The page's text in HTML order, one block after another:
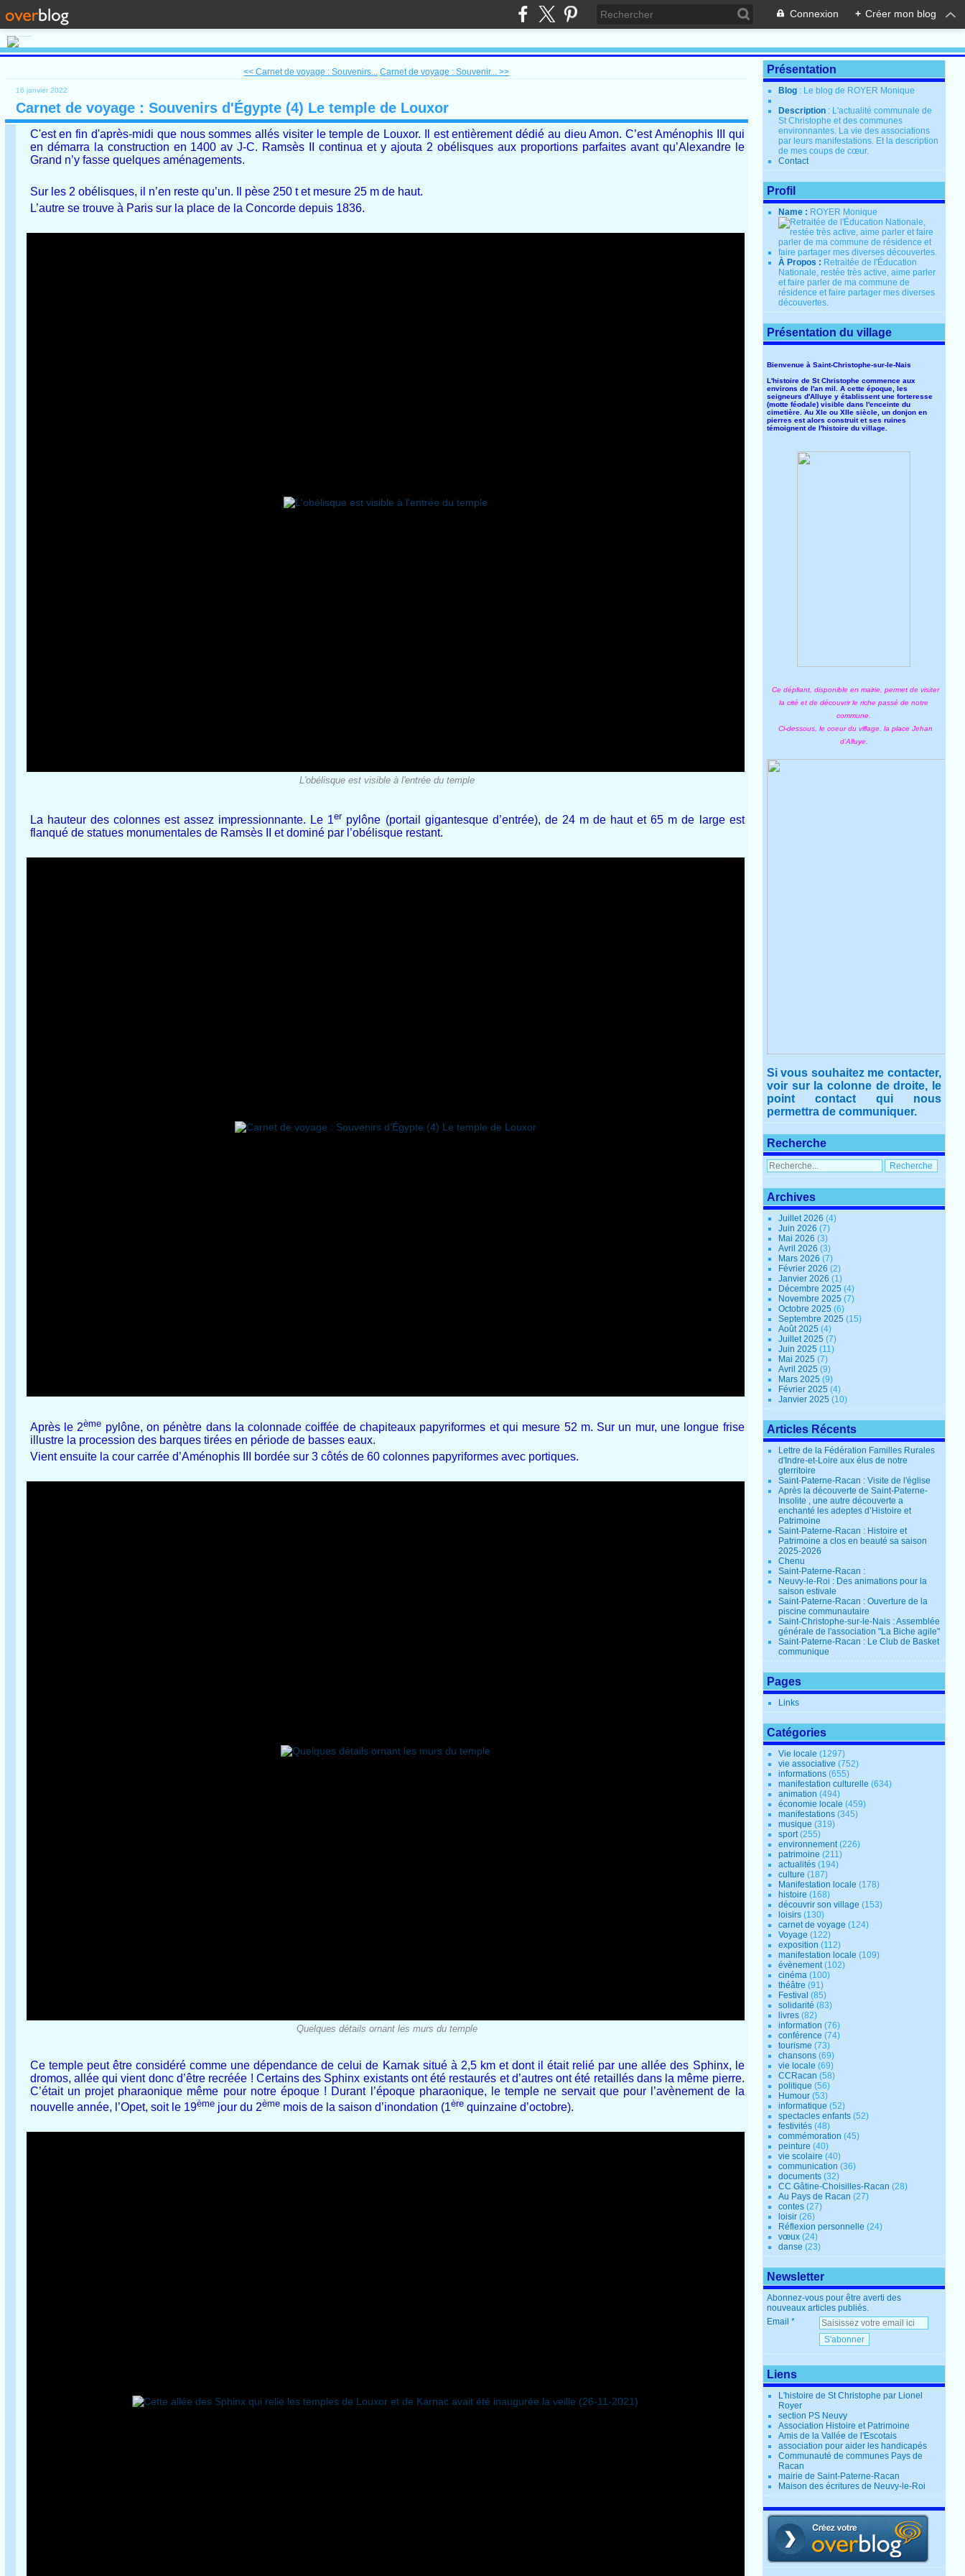
Connexion + Créer mon blog
<< Carnet de voyage : Souvenirs... Carnet de voyage : Souvenir... >>
16 janvier 2022
Carnet de voyage : Souvenirs d'Égypte (4) Le temple de Louxor
C'est en fin d'après-midi que nous sommes allés visiter le temple de Louxor. Il est entièrement dédié au dieu Amon. C’est Aménophis III qui
en démarra la construction en 1400 av J-C. Ramsès II continua et y ajouta 2 obélisques aux proportions parfaites avant qu’Alexandre le
Grand n’y fasse quelques aménagements.
Sur les 2 obélisques, il n’en reste qu’un. Il pèse 250 t et mesure 25 m de haut.
L’autre se trouve à Paris sur la place de la Concorde depuis 1836.
L'obélisque est visible à l'entrée du temple
La hauteur des colonnes est assez impressionnante. Le 1er pylône (portail gigantesque d’entrée), de 24 m de haut et 65 m de large est
flanqué de statues monumentales de Ramsès II et dominé par l’obélisque restant.
Après le 2ème pylône, on pénètre dans la colonnade coiffée de chapiteaux papyriformes et qui mesure 52 m. Sur un mur, une longue frise
illustre la procession des barques tirées en période de basses eaux.
Vient ensuite la cour carrée d’Aménophis III bordée sur 3 côtés de 60 colonnes papyriformes avec portiques.
Quelques détails ornant les murs du temple
Ce temple peut être considéré comme une dépendance de celui de Karnak situé à 2,5 km et dont il était relié par une allée des Sphinx, le
dromos, allée qui vient donc d’être recréée ! Certains des Sphinx existants ont été restaurés et d’autres ont été retaillés dans la même pierre.
C’était un projet pharaonique même pour notre époque ! Durant l’époque pharaonique, le temple ne servait que pour l’avènement de la
nouvelle année, l’Opet, soit le 19èmejour du 2èmemois de la saison d’inondation (1èrequinzaine d’octobre).
Présentation
Blog : Le blog de ROYER Monique
Description : L'actualité communale de
St Christophe et des communes
environnantes. La vie des associations
par leurs manifestations. Et la description
de mes coups de cœur.
Contact
Profil
Name : ROYER Monique
À Propos : Retraitée de l'Éducation
Nationale, restée très active, aime parler
et faire parler de ma commune de
résidence et faire partager mes diverses
découvertes.
Présentation du village
Bienvenue à Saint-Christophe-sur-le-Nais
L'histoire de St Christophe commence aux
environs de l'an mil. A cette époque, les
seigneurs d'Alluye y établissent une forteresse
(motte féodale) visible dans l'enceinte du
cimetière. Au XIe ou XIIe siècle, un donjon en
pierres est alors construit et ses ruines
témoignent de l'histoire du village.
Ce dépliant, disponible en mairie, permet de visiter
la cité et de découvrir le riche passé de notre
commune.
Ci-dessous, le coeur du village, la place Jehan
d'Alluye.
Si vous souhaitez me contacter,
voir sur la colonne de droite, le
point contact qui nous
permettra de communiquer.
Recherche
Archives
Juillet 2026(4)
Juin 2026(7)
Mai 2026(3)
Avril 2026(3)
Mars 2026(7)
Février 2026(2)
Janvier 2026(1)
Décembre 2025(4)
Novembre 2025(7)
Octobre 2025(6)
Septembre 2025(15)
Août 2025(4)
Juillet 2025(7)
Juin 2025(11)
Mai 2025(7)
Avril 2025(9)
Mars 2025(9)
Février 2025(4)
Janvier 2025(10)
Articles Récents
Lettre de la Fédération Familles Rurales
d'Indre-et-Loire aux élus de notre
gterritoire
Saint-Paterne-Racan : Visite de l'église
Après la découverte de Saint-Paterne-
Insolite , une autre découverte a
enchanté les adeptes d’Histoire et
Patrimoine
Saint-Paterne-Racan : Histoire et
Patrimoine a clos en beauté sa saison
2025-2026
Chenu
Saint-Paterne-Racan :
Neuvy-le-Roi : Des animations pour la
saison estivale
Saint-Paterne-Racan : Ouverture de la
piscine communautaire
Saint-Christophe-sur-le-Nais : Assemblée
générale de l'association "La Biche agile"
Saint-Paterne-Racan : Le Club de Basket
communique
Pages
Links
Catégories
Vie locale (1297)
vie associative (752)
informations (655)
manifestation culturelle (634)
animation (494)
économie locale (459)
manifestations (345)
musique (319)
sport(255)
environnement(226)
patrimoine (211)
actualités (194)
culture (187)
Manifestation locale (178)
histoire (168)
découvrir son village (153)
loisirs (130)
carnet de voyage (124)
Voyage (122)
exposition (112)
manifestation locale (109)
évènement(102)
cinéma (100)
théâtre (91)
Festival (85)
solidarité (83)
livres (82)
information (76)
conférence (74)
tourisme (73)
chansons (69)
vie locale (69)
CCRacan (58)
politique (56)
Humour (53)
informatique (52)
spectacles enfants (52)
festivités (48)
commémoration (45)
peinture (40)
vie scolaire (40)
communication (36)
documents (32)
CC Gâtine-Choisilles-Racan (28)
Au Pays de Racan (27)
contes (27)
loisir (26)
Réflexion personnelle (24)
vœux (24)
danse (23)
Newsletter
Abonnez-vous pour être averti des
nouveaux articles publiés.
Email
Liens
L'histoire de St Christophe par Lionel
Royer
section PS Neuvy
Association Histoire et Patrimoine
Amis de la Vallée de l'Escotais
association pour aider les handicapés
Communauté de communes Pays de
Racan
mairie de Saint-Paterne-Racan
Maison des écritures de Neuvy-le-Roi